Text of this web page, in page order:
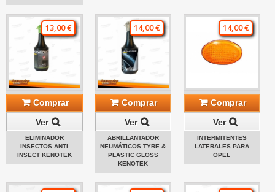
13,00 €
Comprar
Ver
ELIMINADOR
INSECTOS ANTI
INSECT KENOTEK
14,00 €
Comprar
Ver
ABRILLANTADOR
NEUMÁTICOS TYRE &
PLASTIC GLOSS
KENOTEK
14,00 €
Comprar
Ver
INTERMITENTES
LATERALES PARA
OPEL